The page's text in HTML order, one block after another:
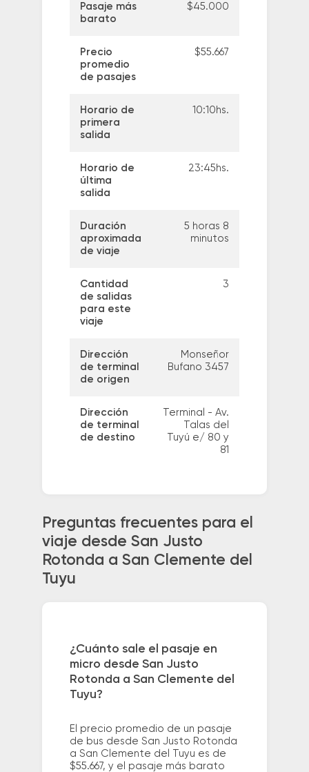
Pasaje más
barato
$45.000
Precio
promedio
de pasajes
$55.667
Horario de
primera
salida
10:10hs.
Horario de
última
salida
23:45hs.
Duración
aproximada
de viaje
5 horas 8
minutos
Cantidad
de salidas
para este
viaje
3
Dirección
de terminal
de origen
Monseñor
Bufano 3457
Dirección
de terminal
de destino
Terminal - Av.
Talas del
Tuyú e/ 80 y
81
Preguntas frecuentes para el
viaje desde San Justo
Rotonda a San Clemente del
Tuyu
¿Cuánto sale el pasaje en
micro desde San Justo
Rotonda a San Clemente del
Tuyu?
El precio promedio de un pasaje
de bus desde San Justo Rotonda
a San Clemente del Tuyu es de
$55.667, y el pasaje más barato